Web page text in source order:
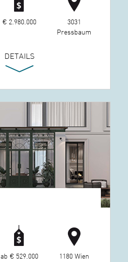
€ 2.980.000
3031
Pressbaum
DETAILS
ab € 529.000 1180 Wien